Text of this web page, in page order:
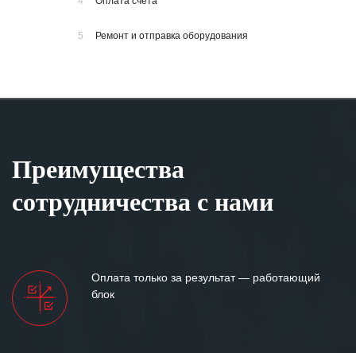
5 Ремонт и отправка оборудования
Преимущества
сотрудничества с нами
Оплата только за результат — работающий
блок